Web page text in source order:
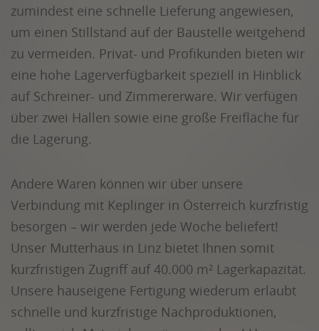
zumindest eine schnelle Lieferung angewiesen,
um einen Stillstand auf der Baustelle weitgehend
zu vermeiden. Privat- und Profikunden bieten wir
eine hohe Lagerverfügbarkeit speziell in Hinblick
auf Schreiner- und Zimmererware. Wir verfügen
über zwei Hallen sowie eine große Freifläche für
die Lagerung.
Andere Waren können wir über unsere
Verbindung mit Keplinger in Österreich kurzfristig
besorgen – wir werden jede Woche beliefert!
Unser Mutterhaus in Linz bietet Ihnen somit
kurzfristigen Zugriff auf 40.000 m² Lagerkapazität.
Unsere hauseigene Fertigung wiederum erlaubt
schnelle und kurzfristige Nachproduktionen,